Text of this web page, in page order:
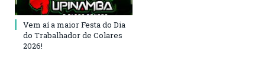
Vem aí a maior Festa do Dia
do Trabalhador de Colares
2026!